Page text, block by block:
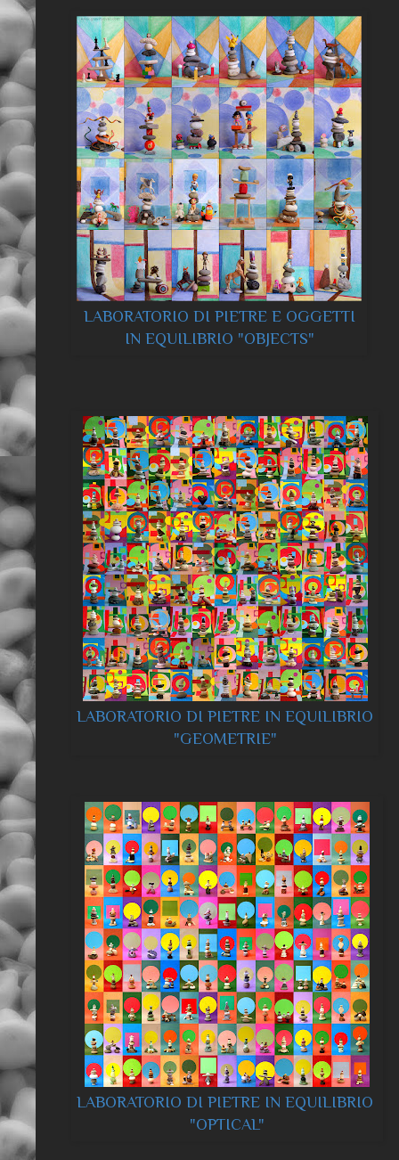
LABORATORIO DI PIETRE E OGGETTI
IN EQUILIBRIO "OBJECTS"
LABORATORIO DI PIETRE IN EQUILIBRIO
"GEOMETRIE"
LABORATORIO DI PIETRE IN EQUILIBRIO
"OPTICAL"